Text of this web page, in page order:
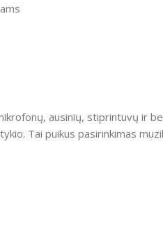
ausinių, stiprintuvų ir
Tai puikus pasirinkimas